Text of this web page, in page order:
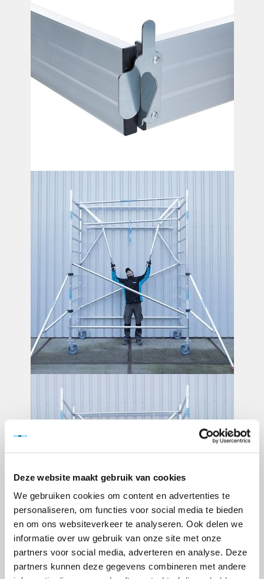
Deze website maakt gebruik van cookies
We gebruiken cookies om content en advertenties te
personaliseren, om functies voor social media te bieden
en om ons websiteverkeer te analyseren. Ook delen we
informatie over uw gebruik van onze site met onze
partners voor social media, adverteren en analyse. Deze
partners kunnen deze gegevens combineren met andere